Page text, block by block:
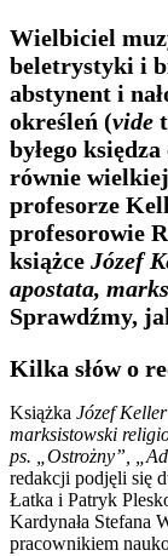
Wielbiciel
beletrystyki i
abstynent i
określeń (vide
byłego
równie
profesorze
profesorowie
książce Józef
apostata,
Sprawdźmy,
Kilka słów o
Książka Józef
marksistowski
ps. „Ostrożny”,
redakcji podjęli się
Łatka i Patryk
Kardynała Stefana
pracownikiem